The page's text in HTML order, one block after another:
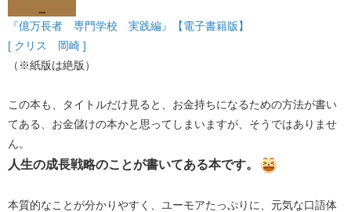
『億万長者 専門学校 実践編』【電子書籍版】
[ クリス 岡崎 ]
（※紙版は絶版）
この本も、タイトルだけ見ると、お金持ちになるための方法が書い
てある、お金儲けの本かと思ってしまいますが、そうではありませ
ん。
人生の成長戦略のことが書いてある本です。
本質的なことが分かりやすく、ユーモアたっぷりに、元気な口語体